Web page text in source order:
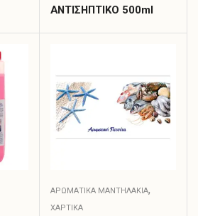
ΑΝΤΙΣΗΠΤΙΚΟ 500ml
ΑΡΩΜΑΤΙΚΆ ΜΑΝΤΗΛΆΚΙΑ,
ΧΑΡΤΙΚΑ